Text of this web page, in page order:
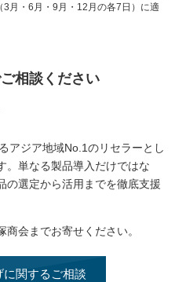
月・6月・9月・12月の各7日）に適
相談ください
アジア地域No.1のリセラーとし
。単なる製品導入だけではな
の選定から活用までを徹底支援
会までお寄せください。
関するご相談